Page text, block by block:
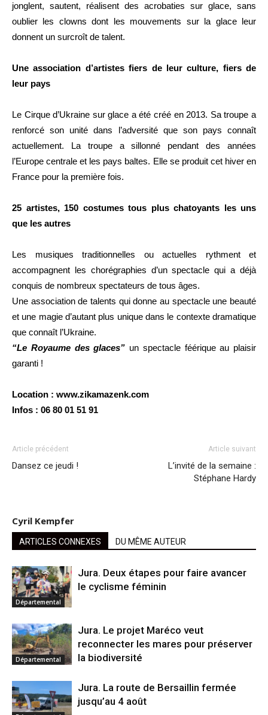
jonglent, sautent, réalisent des acrobaties sur glace, sans
oublier les clowns dont les mouvements sur la glace leur
donnent un surcroît de talent.
Une association d’artistes fiers de leur culture, fiers de
leur pays
Le Cirque d’Ukraine sur glace a été créé en 2013. Sa troupe a
renforcé son unité dans l’adversité que son pays connaît
actuellement. La troupe a sillonné pendant des années
l’Europe centrale et les pays baltes. Elle se produit cet hiver en
France pour la première fois.
25 artistes, 150 costumes tous plus chatoyants les uns
que les autres
Les musiques traditionnelles ou actuelles rythment et
accompagnent les chorégraphies d’un spectacle qui a déjà
conquis de nombreux spectateurs de tous âges.
Une association de talents qui donne au spectacle une beauté
et une magie d’autant plus unique dans le contexte dramatique
que connaît l’Ukraine.
“Le Royaume des glaces” un spectacle féérique au plaisir
garanti !
Location : www.zikamazenk.com
Infos : 06 80 01 51 91
Article précédent
Dansez ce jeudi !
Article suivant
L’invité de la semaine :
Stéphane Hardy
Cyril Kempfer
ARTICLES CONNEXES DU MÊME AUTEUR
Départemental
Jura. Deux étapes pour faire avancer
le cyclisme féminin
Départemental
Jura. Le projet Maréco veut
reconnecter les mares pour préserver
la biodiversité
Jura. La route de Bersaillin fermée
jusqu’au 4 août